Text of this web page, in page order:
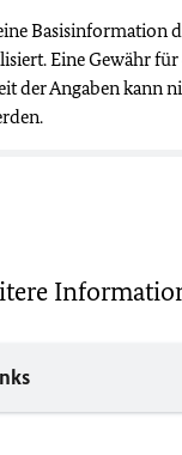
Basisinformation
Eine Gewähr
der Angaben kann